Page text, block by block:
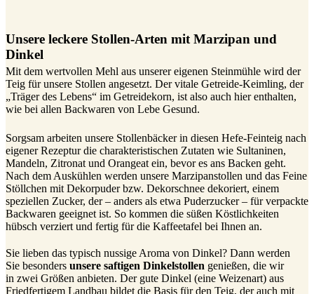
Unsere leckere Stollen-Arten mit Marzipan und
Dinkel
Mit dem wertvollen Mehl aus unserer eigenen Steinmühle wird der
Teig für unsere Stollen angesetzt. Der vitale Getreide-Keimling, der
„Träger des Lebens“ im Getreidekorn, ist also auch hier enthalten,
wie bei allen Backwaren von Lebe Gesund.
Sorgsam arbeiten unsere Stollenbäcker in diesen Hefe-Feinteig nach
eigener Rezeptur die charakteristischen Zutaten wie Sultaninen,
Mandeln, Zitronat und Orangeat ein, bevor es ans Backen geht.
Nach dem Auskühlen werden unsere Marzipanstollen und das Feine
Stöllchen mit Dekorpuder bzw. Dekorschnee dekoriert, einem
speziellen Zucker, der – anders als etwa Puderzucker – für verpackte
Backwaren geeignet ist. So kommen die süßen Köstlichkeiten
hübsch verziert und fertig für die Kaffeetafel bei Ihnen an.
Sie lieben das typisch nussige Aroma von Dinkel? Dann werden
Sie besonders unsere saftigen Dinkelstollen genießen, die wir
in zwei Größen anbieten. Der gute Dinkel (eine Weizenart) aus
Friedfertigem Landbau bildet die Basis für den Teig, der auch mit